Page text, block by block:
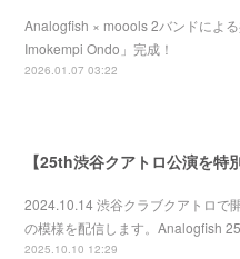
Analogfish × moools 2バンドによ
Imokempi Ondo」完成！
2026.01.07 03:22
【25th渋谷クアトロ公演を特
2024.10.14 渋谷クラブクアトロで
の模様を配信します。Analogfish
2025.10.10 12:29